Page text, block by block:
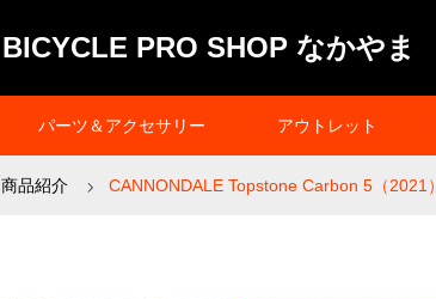
BICYCLE PRO SHOP なかやま
パーツ＆アクセサリー アウトレット
商品紹介 CANNONDALE Topstone Carbon 5（2021）